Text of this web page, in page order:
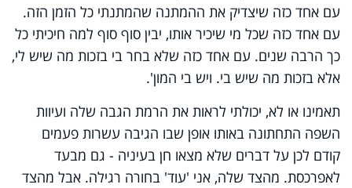
עם אחד כזה שיצדיק את ההמתנה שהמתנתי כל הזמן הזה.
עם אחד כזה שכל מי שיכיר אותו, יבין סוף סוף למה חיכיתי כל
כך הרבה שנים. עם אחד כזה שלא בחר בי בזכות מה שיש לי,
אלא בזכות מה שיש בי. ויש בי המון'.
תאמינו או לא, יכולתי לראות את הרמת הגבה שלה ועיוות
השפה התחתונה באותו אופן שבו הגיבה עשרות פעמים
קודם לכן על דברים שלא מצאו חן בעיניה - גם מבעד
לאפרכסת. מהצד שלה, אני 'עוד' בחורה רגילה. אבל מהצד